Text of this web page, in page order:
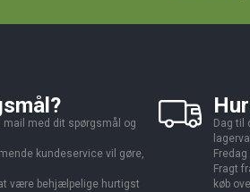
mail med dit spørgsmål og
kundeservice vil gøre,
være behjælpelige hurtigst
Dag til
Fragt
køb